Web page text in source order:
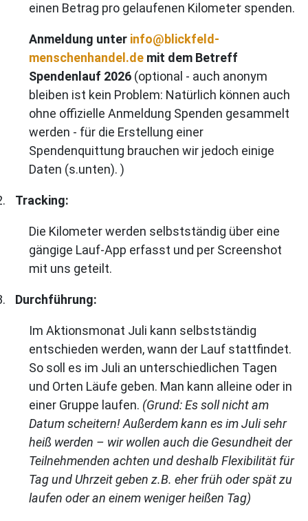
einen Betrag pro gelaufenen Kilometer spenden.
Anmeldung unter info@blickfeld-
menschenhandel.de mit dem Betreff
Spendenlauf 2026 (optional - auch anonym
bleiben ist kein Problem: Natürlich können auch
ohne offizielle Anmeldung Spenden gesammelt
werden - für die Erstellung einer
Spendenquittung brauchen wir jedoch einige
Daten (s.unten). )
Tracking:
Die Kilometer werden selbstständig über eine
gängige Lauf-App erfasst und per Screenshot
mit uns geteilt.
Durchführung:
Im Aktionsmonat Juli kann selbstständig
entschieden werden, wann der Lauf stattfindet.
So soll es im Juli an unterschiedlichen Tagen
und Orten Läufe geben. Man kann alleine oder in
einer Gruppe laufen. (Grund: Es soll nicht am
Datum scheitern! Außerdem kann es im Juli sehr
heiß werden – wir wollen auch die Gesundheit der
Teilnehmenden achten und deshalb Flexibilität für
Tag und Uhrzeit geben z.B. eher früh oder spät zu
laufen oder an einem weniger heißen Tag)